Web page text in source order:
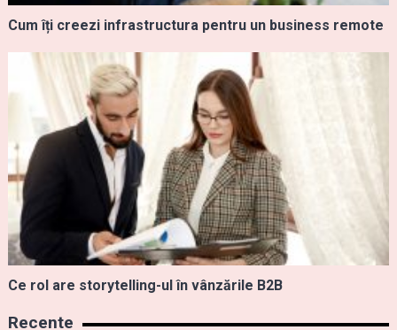
Cum îți creezi infrastructura pentru un business remote
Ce rol are storytelling-ul în vânzările B2B
Recente